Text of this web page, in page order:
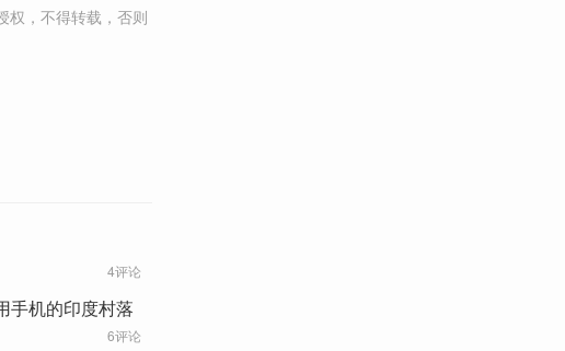
权，不得转载，否则
4评论
手机的印度村落
6评论